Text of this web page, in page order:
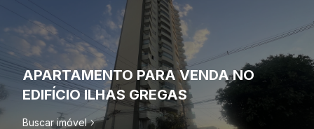
APARTAMENTO PARA VENDA NO
EDIFÍCIO ILHAS GREGAS
Buscar imóvel